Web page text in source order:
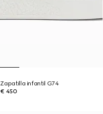
Zapatilla infantil G74
€ 450